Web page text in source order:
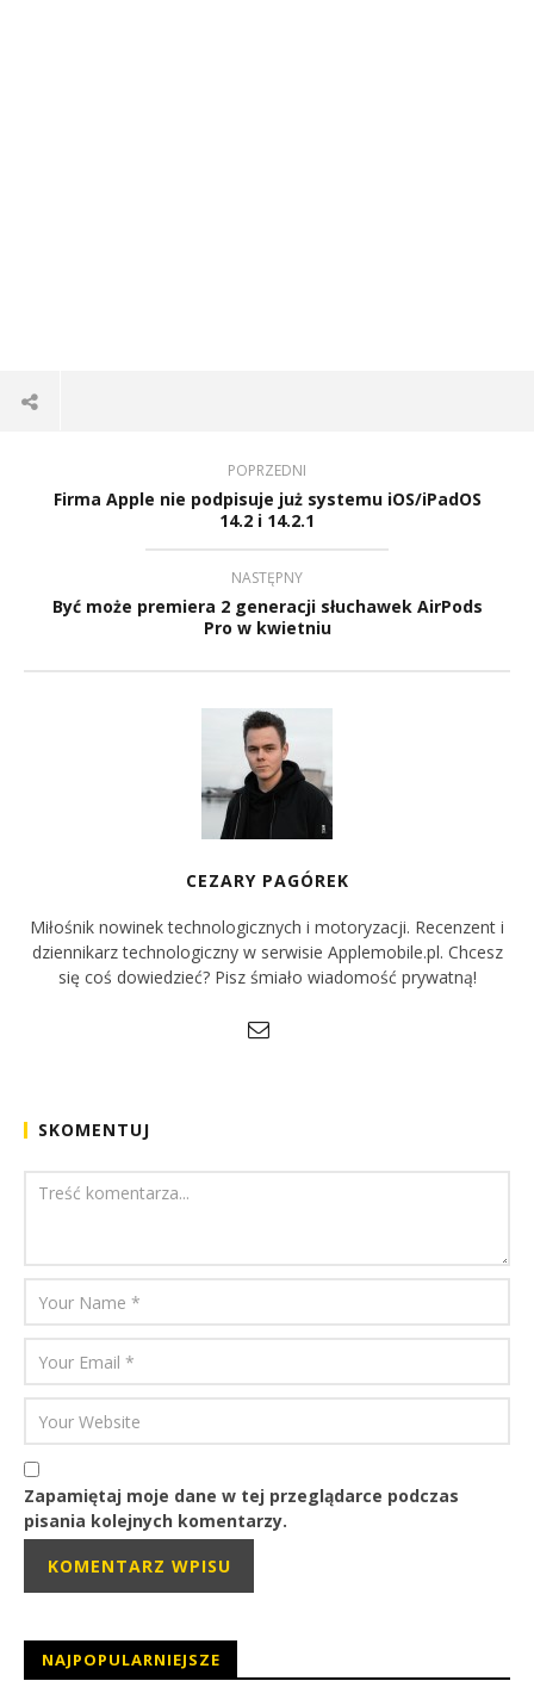
POPRZEDNI
Firma Apple nie podpisuje już systemu iOS/iPadOS
14.2 i 14.2.1
NASTĘPNY
Być może premiera 2 generacji słuchawek AirPods
Pro w kwietniu
CEZARY PAGÓREK
Miłośnik nowinek technologicznych i motoryzacji. Recenzent i
dziennikarz technologiczny w serwisie Applemobile.pl. Chcesz
się coś dowiedzieć? Pisz śmiało wiadomość prywatną!
SKOMENTUJ
Zapamiętaj moje dane w tej przeglądarce podczas
pisania kolejnych komentarzy.
NAJPOPULARNIEJSZE